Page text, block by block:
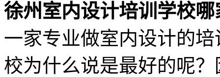
徐州室内设计培训学校哪
一家专业做室内设计的
校为什么说是最好的呢